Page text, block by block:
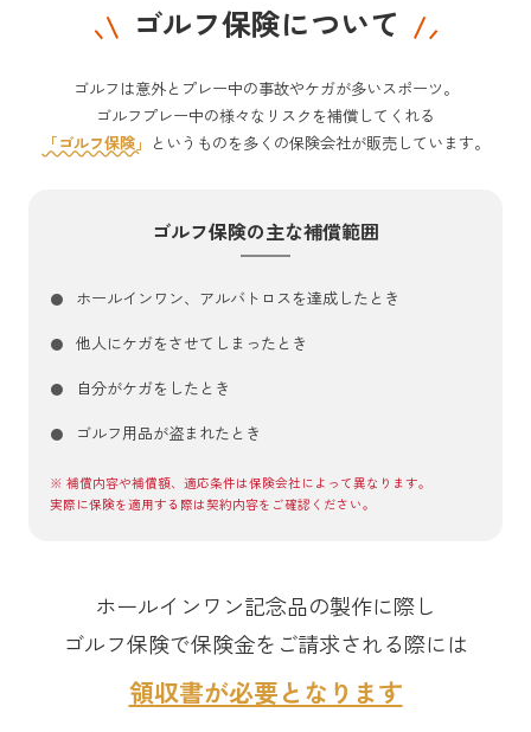
ゴルフ保険について
ゴルフは意外とプレー中の事故やケガが多いスポーツ。
ゴルフプレー中の様々なリスクを補償してくれる
「ゴルフ保険」 というものを多くの保険会社が販売しています。
ゴルフ保険の主な補償範囲
ホールインワン、アルバトロスを達成したとき
他人にケガをさせてしまったとき
自分がケガをしたとき
ゴルフ用品が盗まれたとき
※ 補償内容や補償額、適応条件は保険会社によって異なります。
実際に保険を適用する際は契約内容をご確認ください。
ホールインワン記念品の製作に際し
ゴルフ保険で保険金をご請求される際には
領収書が必要となります